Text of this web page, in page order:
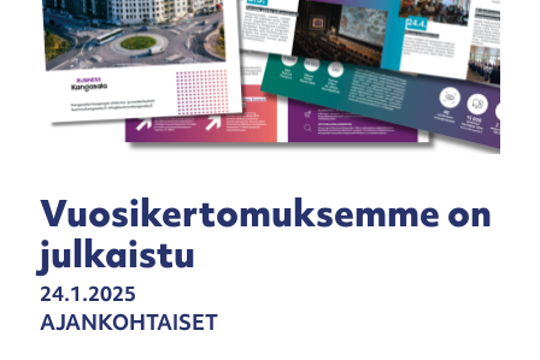
Vuosikertomuksemme on
julkaistu
24.1.2025
AJANKOHTAISET